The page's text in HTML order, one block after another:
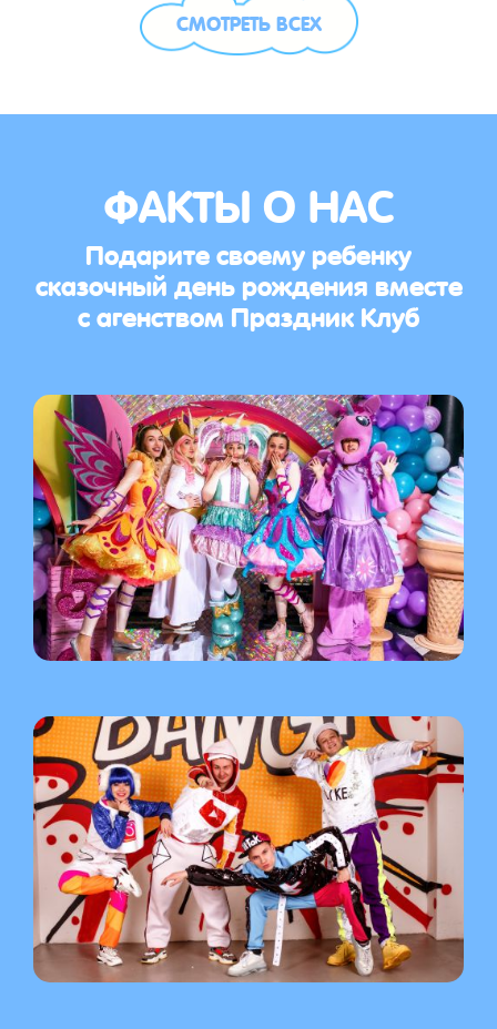
СМОТРЕТЬ ВСЕХ
ФАКТЫ О НАС
Подарите своему ребенку
сказочный день рождения вместе
с агенством Праздник Клуб